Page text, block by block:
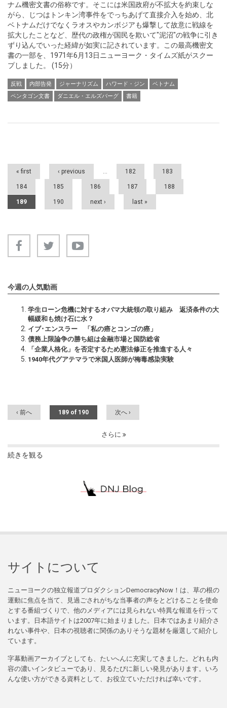
ナム機密文書の俗称です。そこには米国政府が不拡大を約束しな
がら、じつはトンキン湾事件をでっちあげて直接介入を始め、北
ベトナムだけでなくラオスやカンボジアも爆撃して故意に戦線を
拡大したことなど、歴代の政権が国民を欺いて"泥沼"の戦争に引き
ずり込んでいった経緯が如実に記されています。この最高機密文
書の一部を、1971年6月13日ニューヨーク・タイムズ紙がスクー
プしました。 (15分）
反戦 内部告発 ジャーナリズム ハワード・ジン
ベトナム
ペンタゴン文書
ダニエル・エルズバーグ 書籍
Pages
« first ‹ previous … 182 183
184 185 186 187 188
189 190 next › last »
今週の人気動画
学生ローン危機に対するオバマ大統領の取り組み 返済条件の大
幅緩和も焼け石に水？
イブ･エンスラー 「私の癌とコンゴの癌」
債務上限論争の勝ち組は金融市場と国防総省
「企業人格化」を否定するため憲法修正を推進する人々
1940年代グアテマラで米国人医師が梅毒感染実験
‹ 前へ 189 of 190 次へ ›
さらに
続きを観る
サイトについて
ニューヨークの独立報道プロダクションDemocracyNow！は、草の根の
運動に焦点を当て、見過ごされがちな当事者の声をとどけることを使命
とする番組づくりで、他のメディアには見られない特異な報道を行って
います。日本語サイトは2007年に始まりました。日本ではあまり紹介さ
れない事件や、日本の視聴者に関係のありそうな題材を厳選して紹介し
ています。
字幕動画アーカイブとしても、たいへんに充実してきました。どれも内
容の濃いインタビューであり、見るたびに新しい発見があります。いろ
んな使い方ができる資料として、お役立ていただければ幸いです。